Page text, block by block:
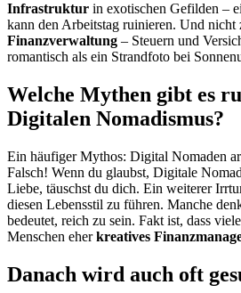
Infrastruktur in exotischen Gefilden –
kann den Arbeitstag ruinieren. Und nicht
Finanzverwaltung – Steuern und
romantisch als ein Strandfoto bei
Welche Mythen gibt es
Digitalen Nomadismus?
Ein häufiger Mythos: Digital Nomaden
Falsch! Wenn du glaubst, Digitale
Liebe, täuschst du dich. Ein weiterer
diesen Lebensstil zu führen. Manche
bedeutet, reich zu sein. Fakt ist, dass
Menschen eherkreatives
Danach wird auch oft